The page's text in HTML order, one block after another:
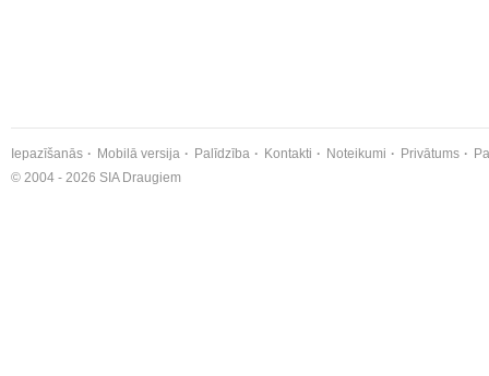
Iepazīšanās Mobilā versija Palīdzība Kontakti Noteikumi Privātums
© 2004 - 2026 SIA Draugiem